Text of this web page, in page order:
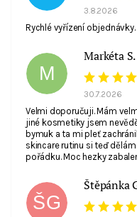
3.8.2026
Rychlé vyřízení
M
Markéta S.
30.7.2026
Velmi doporučuji. Mám
jiné kosmetiky jsem
bymuk a ta mi pleť
skincare rutinu si teď
pořádku. Moc hezky
ŠG
Štěpánka